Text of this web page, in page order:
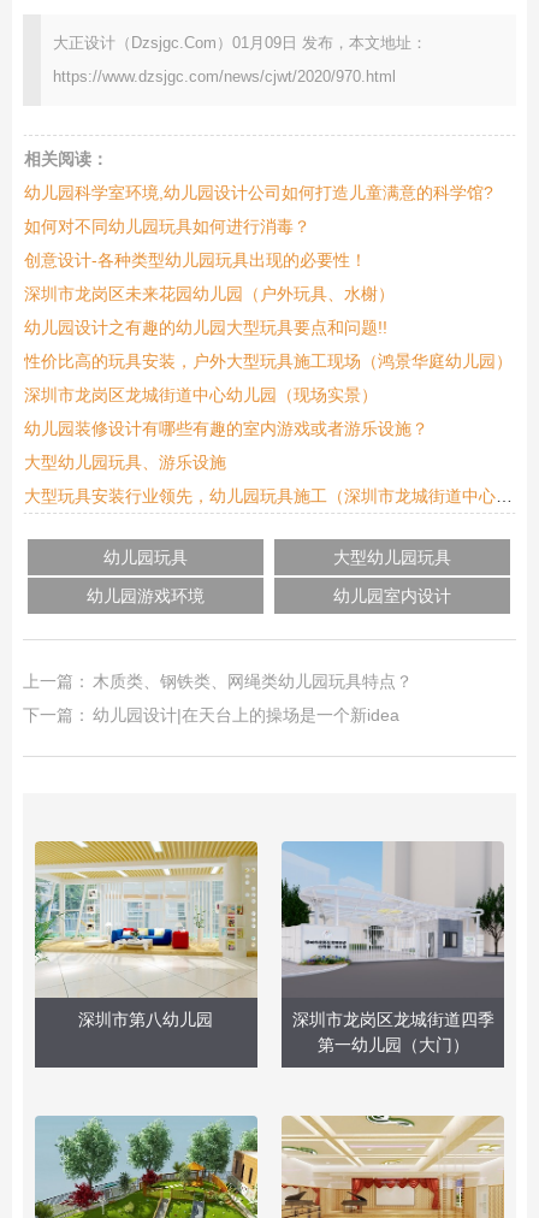
大正设计（Dzsjgc.Com）01月09日 发布，本文地址：
https://www.dzsjgc.com/news/cjwt/2020/970.html
相关阅读：
幼儿园科学室环境,幼儿园设计公司如何打造儿童满意的科学馆?
如何对不同幼儿园玩具如何进行消毒？
创意设计-各种类型幼儿园玩具出现的必要性！
深圳市龙岗区未来花园幼儿园（户外玩具、水榭）
幼儿园设计之有趣的幼儿园大型玩具要点和问题!!
性价比高的玩具安装，户外大型玩具施工现场（鸿景华庭幼儿园）
深圳市龙岗区龙城街道中心幼儿园（现场实景）
幼儿园装修设计有哪些有趣的室内游戏或者游乐设施？
大型幼儿园玩具、游乐设施
大型玩具安装行业领先，幼儿园玩具施工（深圳市龙城街道中心幼儿园）
幼儿园玩具
大型幼儿园玩具
幼儿园游戏环境
幼儿园室内设计
上一篇： 木质类、钢铁类、网绳类幼儿园玩具特点？
下一篇： 幼儿园设计|在天台上的操场是一个新idea
深圳市第八幼儿园
深圳市龙岗区龙城街道四季
第一幼儿园（大门）